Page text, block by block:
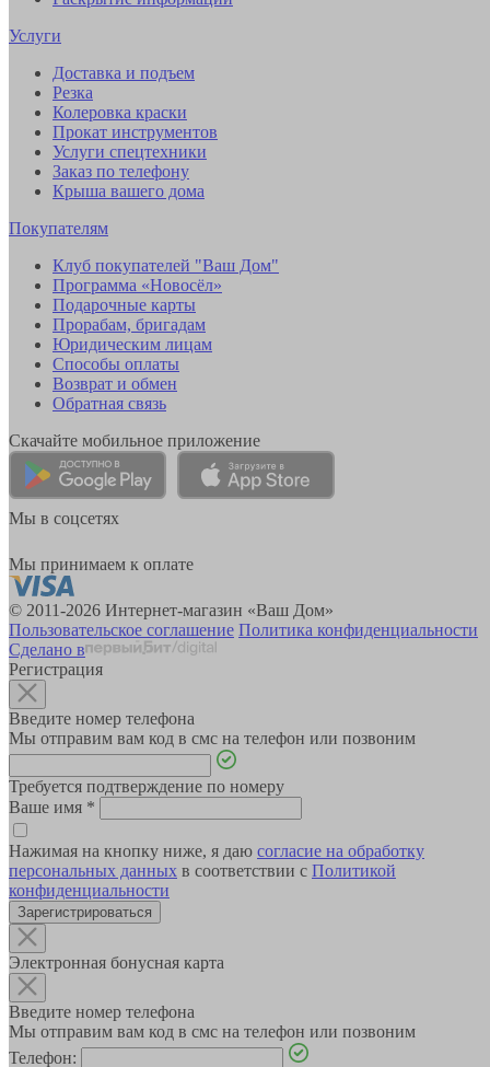
Услуги
Доставка и подъем
Резка
Колеровка краски
Прокат инструментов
Услуги спецтехники
Заказ по телефону
Крыша вашего дома
Покупателям
Клуб покупателей "Ваш Дом"
Программа «Новосёл»
Подарочные карты
Прорабам, бригадам
Юридическим лицам
Способы оплаты
Возврат и обмен
Обратная связь
Скачайте мобильное приложение
Мы в соцсетях
Мы принимаем к оплате
© 2011-2026 Интернет-магазин «Ваш Дом»
Пользовательское соглашение Политика конфиденциальности
Сделано в
Регистрация
Введите номер телефона
Мы отправим вам код в смс на телефон или позвоним
Требуется подтверждение по номеру
Ваше имя *
Нажимая на кнопку ниже, я даю согласие на обработку
персональных данных в соответствии с Политикой
конфиденциальности
Зарегистрироваться
Электронная бонусная карта
Введите номер телефона
Мы отправим вам код в смс на телефон или позвоним
Телефон: